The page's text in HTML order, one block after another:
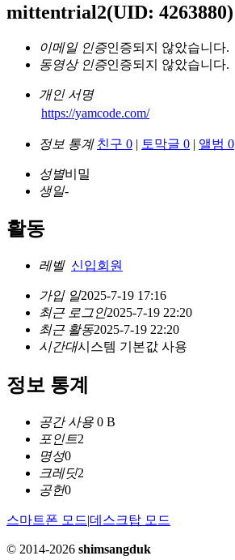
mittentrial2(UID: 4263880)
이메일 인증인증되지 않았습니다.
동영상 인증인증되지 않았습니다.
개인 서명
https://yamcode.com/
정보 통계 친구 0 | 토막글 0 | 앨범 0
성별비밀
생일-
활동
레벨 신입회원
가입 일2025-7-19 17:16
최근 로그인2025-7-19 22:20
최근 활동2025-7-19 22:20
시간대시스템 기본값 사용
정보 통계
공간 사용 0 B
포인트2
명성0
크레딧2
공헌0
스마트폰 모드|데스크탑 모드
© 2014-2026 shimsangduk